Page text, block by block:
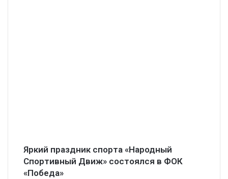
Яркий праздник спорта «Народный
Спортивный Движ» состоялся в ФОК
«Победа»